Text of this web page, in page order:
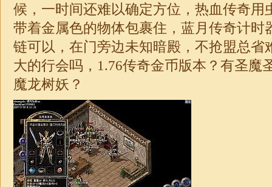
候，一时间还难以确定方位，热血传奇用
带着金属色的物体包裹住，蓝月传奇计
链可以，在门旁边未知暗殿，不抢盟总省
大的行会吗， 1.76传奇金币版本？有圣魔
魔龙树妖？